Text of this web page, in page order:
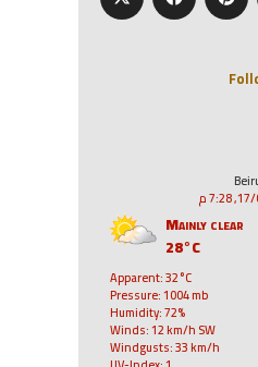
م
Mainly clear
28°C
Apparent: 32°C
Pressure: 1004 mb
Humidity: 72%
Winds: 12 km/h SW
Windgusts: 33 km/h